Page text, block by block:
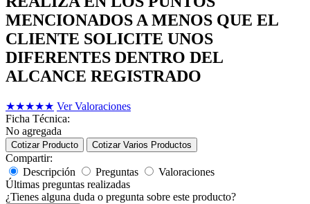
MENCIONADOS A MENOS QUE EL
CLIENTE SOLICITE UNOS
DIFERENTES DENTRO DEL
ALCANCE REGISTRADO
★★★★★ Ver Valoraciones
Ficha Técnica:
No agregada
Cotizar Producto Cotizar Varios Productos
Compartir:
Descripción
Preguntas
Valoraciones
Últimas preguntas realizadas
¿Tienes alguna duda o pregunta sobre este producto?